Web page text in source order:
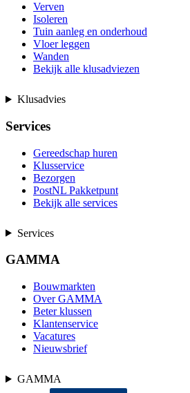
Verven
Isoleren
Tuin aanleg en onderhoud
Vloer leggen
Wanden
Bekijk alle klusadviezen
Klusadvies
Services
Gereedschap huren
Klusservice
Bezorgen
PostNL Pakketpunt
Bekijk alle services
Services
GAMMA
Bouwmarkten
Over GAMMA
Beter klussen
Klantenservice
Vacatures
Nieuwsbrief
GAMMA